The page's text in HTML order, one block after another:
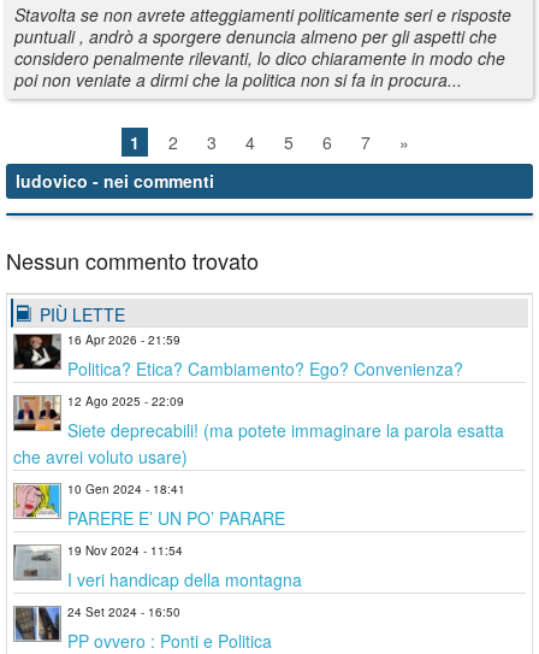
Stavolta se non avrete atteggiamenti politicamente seri e risposte
puntuali , andrò a sporgere denuncia almeno per gli aspetti che
considero penalmente rilevanti, lo dico chiaramente in modo che
poi non veniate a dirmi che la politica non si fa in procura...
1 2 3 4 5 6 7
»
ludovico - nei commenti
Nessun commento trovato
PIÙ LETTE
16 Apr 2026 - 21:59
Politica? Etica? Cambiamento? Ego? Convenienza?
12 Ago 2025 - 22:09
Siete deprecabili! (ma potete immaginare la parola esatta
che avrei voluto usare)
10 Gen 2024 - 18:41
PARERE E’ UN PO’ PARARE
19 Nov 2024 - 11:54
I veri handicap della montagna
24 Set 2024 - 16:50
PP ovvero : Ponti e Politica